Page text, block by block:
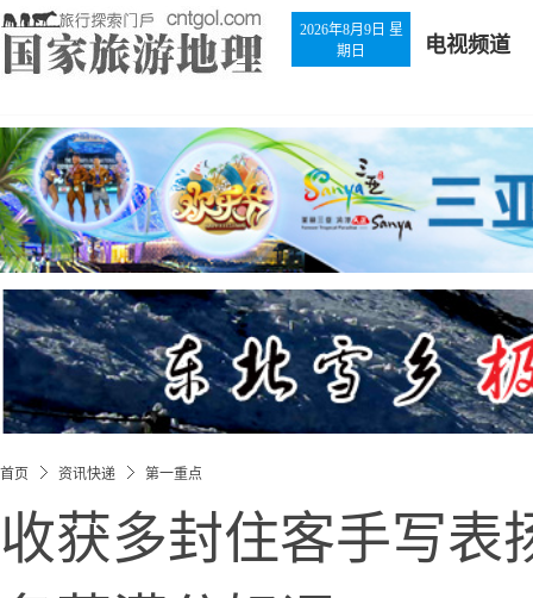
2026年8月9日 星
期日
电视频道
首页 资讯快递 第一重点
收获多封住客手写表